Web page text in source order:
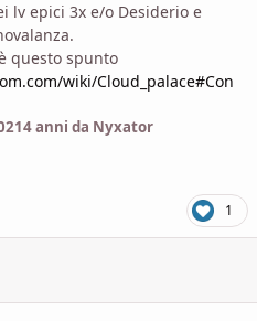
lv epici 3x e/o Desiderio e
questo spunto
wiki/Cloud_palace#Con
4 anni da Nyxator
1